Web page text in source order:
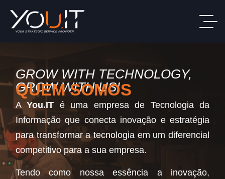
GROW WITH TECHNOLOGY,
GROW WITH US!
QUEM SOMOS
AYou.IT é uma empresa de Tecnologia da
Informação que conecta inovação e estratégia
para transformar a tecnologia em um diferencial
competitivo para a sua empresa.
Tendo como nossa essência a inovação,